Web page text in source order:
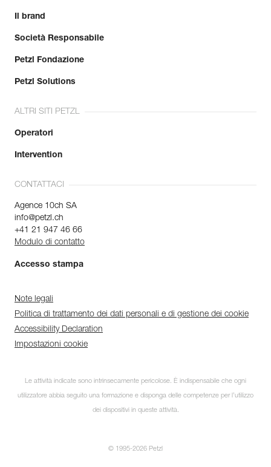
Scopri ePPEcentre
Semplifica il controllo e la
manutenzione dei tuoi DPI.
PER SAPERNE DI PIÙ
Il brand
Società Responsabile
Petzl Fondazione
Petzl Solutions
ALTRI SITI PETZL
Operatori
Intervention
CONTATTACI
Agence 10ch SA
info@petzl.ch
+41 21 947 46 66
Modulo di contatto
Accesso stampa
Note legali
Politica di trattamento dei dati personali e di gestione dei cookie
Accessibility Declaration
Impostazioni cookie
Le attività indicate sono intrinsecamente pericolose. È indispensabile che ogni
utilizzatore abbia seguito una formazione e disponga delle competenze per l’utilizzo
dei dispositivi in queste attività.
© 1995-2026 Petzl